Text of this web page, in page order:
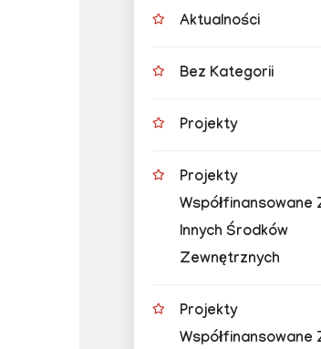
Aktualności
Bez Kategorii
Projekty
Projekty
Współfinansowane
Innych Środków
Zewnętrznych
Projekty
Współfinansowane